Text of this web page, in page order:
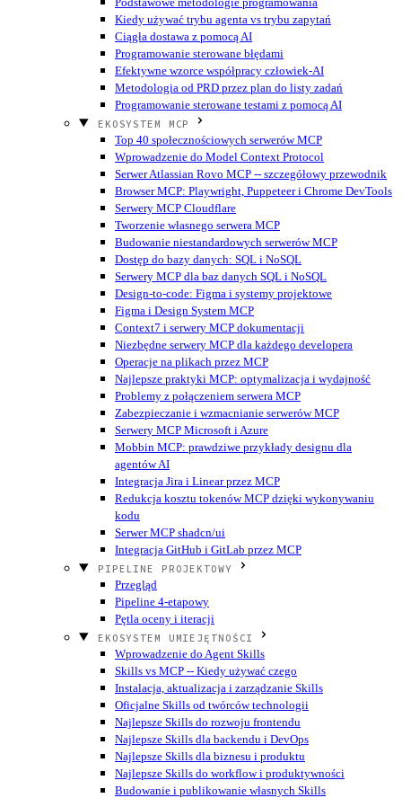
Kiedy używać trybu agenta vs trybu zapytań
Ciągła dostawa z pomocą AI
Programowanie sterowane błędami
Efektywne wzorce współpracy człowiek-AI
Metodologia od PRD przez plan do listy zadań
Programowanie sterowane testami z pomocą AI
EKOSYSTEM MCP
Top 40 społecznościowych serwerów MCP
Wprowadzenie do Model Context Protocol
Serwer Atlassian Rovo MCP -- szczegółowy przewodnik
Browser MCP: Playwright, Puppeteer i Chrome DevTools
Serwery MCP Cloudflare
Tworzenie własnego serwera MCP
Budowanie niestandardowych serwerów MCP
Dostęp do bazy danych: SQL i NoSQL
Serwery MCP dla baz danych SQL i NoSQL
Design-to-code: Figma i systemy projektowe
Figma i Design System MCP
Context7 i serwery MCP dokumentacji
Niezbędne serwery MCP dla każdego developera
Operacje na plikach przez MCP
Najlepsze praktyki MCP: optymalizacja i wydajność
Problemy z połączeniem serwera MCP
Zabezpieczanie i wzmacnianie serwerów MCP
Serwery MCP Microsoft i Azure
Mobbin MCP: prawdziwe przykłady designu dla
agentów AI
Integracja Jira i Linear przez MCP
Redukcja kosztu tokenów MCP dzięki wykonywaniu
kodu
Serwer MCP shadcn/ui
Integracja GitHub i GitLab przez MCP
PIPELINE PROJEKTOWY
Przegląd
Pipeline 4-etapowy
Pętla oceny i iteracji
EKOSYSTEM UMIEJĘTNOŚCI
Wprowadzenie do Agent Skills
Skills vs MCP -- Kiedy używać czego
Instalacja, aktualizacja i zarządzanie Skills
Oficjalne Skills od twórców technologii
Najlepsze Skills do rozwoju frontendu
Najlepsze Skills dla backendu i DevOps
Najlepsze Skills dla biznesu i produktu
Najlepsze Skills do workflow i produktywności
Budowanie i publikowanie własnych Skills